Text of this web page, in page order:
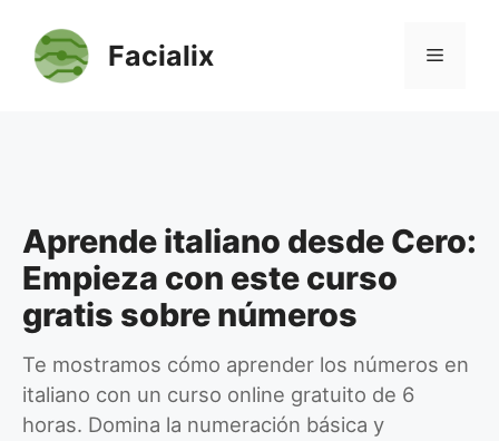
contenido
Facialix Menú
Aprende italiano desde Cero:
Empieza con este curso
gratis sobre números
Te mostramos cómo aprender los números en
italiano con un curso online gratuito de 6
horas. Domina la numeración básica y